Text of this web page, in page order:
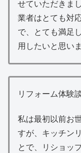
せていただきま
業者はとても対
で、とても満足
用したいと思いま
リフォーム体験
私は最初以前お
すが、キッチン
とで、リショッ